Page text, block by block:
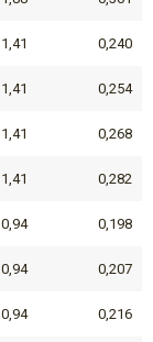
1,41 0,240
1,41 0,254
1,41 0,268
1,41 0,282
0,94 0,198
0,94 0,207
0,94 0,216